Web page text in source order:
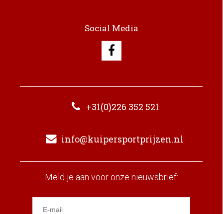
Social Media
+31(0)226 352 521
info@kuipersportprijzen.nl
Meld je aan voor onze nieuwsbrief: